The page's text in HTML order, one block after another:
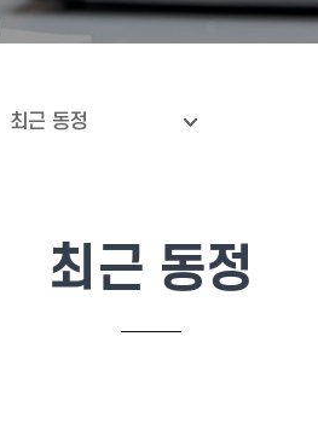
최근 동정
최근 동정